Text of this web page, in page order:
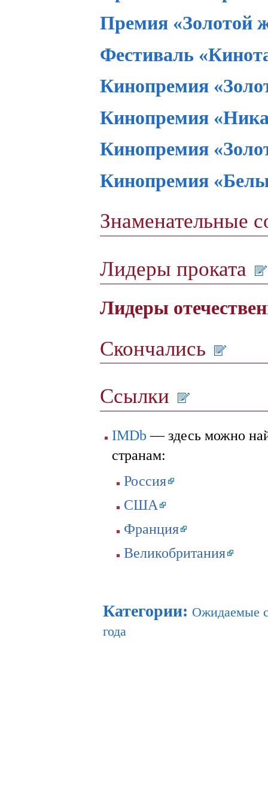
Премия «Золотой
Фестиваль
Кинопремия
Кинопремия
Кинопремия
Кинопремия
Знаменательные
Лидеры проката
Лидеры
Скончались
Ссылки
IMDb — здесь можно
странам:
Россия
США
Франция
Великобритания
Категории: Ожидаемые
года